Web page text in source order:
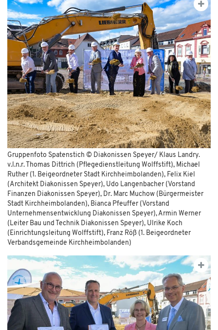
Gruppenfoto Spatenstich © Diakonissen Speyer/ Klaus Landry.
v.l.n.r. Thomas Dittrich (Pflegedienstleitung Wolffstift), Michael
Ruther (1. Beigeordneter Stadt Kirchheimbolanden), Felix Kiel
(Architekt Diakonissen Speyer), Udo Langenbacher (Vorstand
Finanzen Diakonissen Speyer), Dr. Marc Muchow (Bürgermeister
Stadt Kirchheimbolanden), Bianca Pfeuffer (Vorstand
Unternehmensentwicklung Diakonissen Speyer), Armin Werner
(Leiter Bau und Technik Diakonissen Speyer), Ulrike Koch
(Einrichtungsleitung Wolffstift), Franz Röß (1. Beigeordneter
Verbandsgemeinde Kirchheimbolanden)